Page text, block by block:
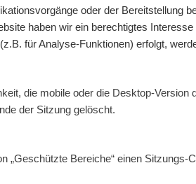
oder der Bereitstellung
haben wir ein berechtigtes
für Analyse-Funktionen) erfolgt,
die mobile oder die Desktop-
der Sitzung gelöscht.
„Geschützte Bereiche“ einen